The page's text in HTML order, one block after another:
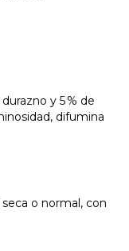
y 5 % de
difumina
o normal, con